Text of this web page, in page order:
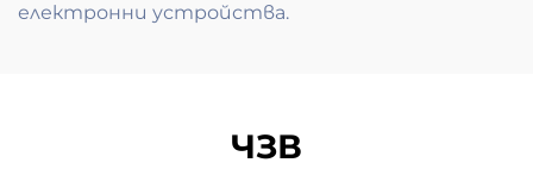
електронни устройства.
ЧЗВ